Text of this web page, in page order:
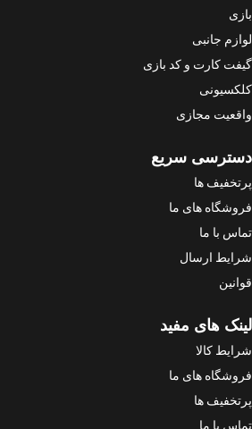
بازی
لوازم جانبی
گیفت کارت و کد بازی
کلکسیونی
واقعیت مجازی
دسترسی سریع
پرتخفیف ها
فروشگاه های ما
تماس با ما
شرایط ارسال
قوانین
لینک های مفید
شرایط کالا
فروشگاه های ما
پرتخفیف ها
تماس با ما